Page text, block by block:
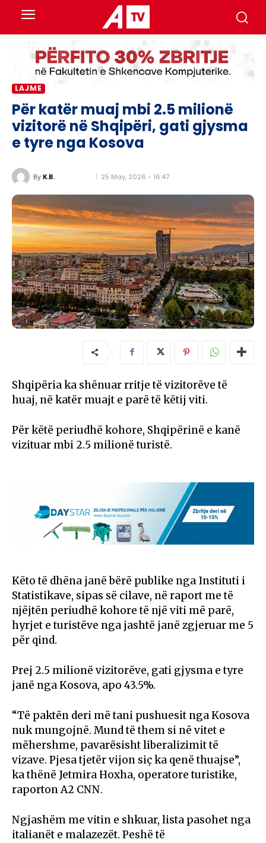
LAJME
Për katër muaj mbi 2.5 milionë
vizitorë në Shqipëri, gati gjysma
e tyre nga Kosova
By K.B. 25 May, 2026 - 16:47
Shqipëria ka shënuar rritje të vizitorëve të
huaj, në katër muajt e parë të këtij viti.
Për këtë periudhë kohore, Shqipërinë e kanë
vizituar mbi 2.5 milionë turistë.
Këto të dhëna janë bërë publike nga Instituti i
Statistikave, sipas së cilave, në raport me të
njëjtën periudhë kohore të një viti më parë,
hyrjet e turistëve nga jashtë janë zgjeruar me 5
për qind.
Prej 2.5 milionë vizitorëve, gati gjysma e tyre
janë nga Kosova, apo 43.5%.
“Të paktën deri më tani pushuesit nga Kosova
nuk mungojnë. Mund të them si në vitet e
mëhershme, pavarësisht liberalizimit të
vizave. Pjesa tjetër vijon siç ka qenë thuajse”,
ka thënë Jetmira Hoxha, operatore turistike,
raporton A2 CNN.
Ngjashëm me vitin e shkuar, lista pasohet nga
italianët e malazezët. Peshë të